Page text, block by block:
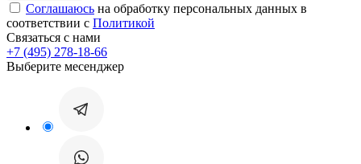
Соглашаюсь на обработку персональных данных в
соответствии с Политикой
Связаться с нами
+7 (495) 278-18-66
Выберите месенджер